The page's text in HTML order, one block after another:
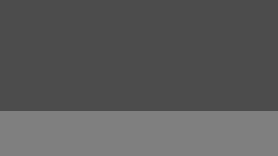
catena circolare in gomme,